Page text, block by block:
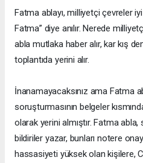
Fatma ablayı, milliyetçi çevreler iyi
Fatma” diye anılır. Nerede
abla mutlaka haber alır, kar kış
toplantıda yerini alır.
İnanamayacaksınız ama Fatma
soruşturmasının belgeler
olarak yerini almıştır. Fatma abla,
bildiriler yazar, bunları notere
hassasiyeti yüksek olan kişilere,